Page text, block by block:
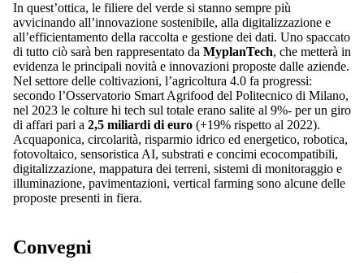
In quest’ottica, le filiere del verde si stanno sempre più
avvicinando all’innovazione sostenibile, alla digitalizzazione e
all’efficientamento della raccolta e gestione dei dati. Uno spaccato
di tutto ciò sarà ben rappresentato da MyplanTech, che metterà in
evidenza le principali novità e innovazioni proposte dalle aziende.
Nel settore delle coltivazioni, l’agricoltura 4.0 fa progressi:
secondo l’Osservatorio Smart Agrifood del Politecnico di Milano,
nel 2023 le colture hi tech sul totale erano salite al 9%- per un giro
di affari pari a 2,5 miliardi di euro (+19% rispetto al 2022).
Acquaponica, circolarità, risparmio idrico ed energetico, robotica,
fotovoltaico, sensoristica AI, substrati e concimi ecocompatibili,
digitalizzazione, mappatura dei terreni, sistemi di monitoraggio e
illuminazione, pavimentazioni, vertical farming sono alcune delle
proposte presenti in fiera.
Convegni